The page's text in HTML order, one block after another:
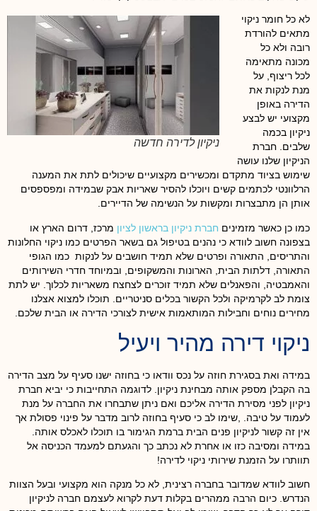
ניקיון לדירה חדשה
לא כל חומר ניקוי
מתאים להורדת
רובה ולא כל
מכונה מתאימה
לכל ריצוף, על
מנת לנקות את
הדירה באופן
מקצועי יש לבצע
ניקיון בכמה
שלבים. חברת
הניקיון שלנו עושה
שימוש בציוד מתקדם ומכשירים מקצועיים שיכולים לתת את המענה
הרלוונטי לכתמים קשים ויוכלו להסיר שאריות אבק שבמידה ומפספסים
אותן הן מתבצרות ומקשות על הנשימה של הדיירים.
כמו כן כאשר מזמינים חברת ניקיון בראשון לציון מרכז, דרום הארץ או
בצפונה חשוב לוודא כי נהנים בטיפול גם בשאר הפרטים כמו ניקוי החלונות
והתריסים, התאורה ופרטים שלא תמיד חושבים על לנקות כמו הגופי
התאורה, דלתות הבית, הארונות והמשקופים, ובמיוחד חדרי השירותים
והאמבטיה, והפאנלים שלא תמיד זוכרים לצחצח משאריות לכלוך. יש לתת
צומת לב לקרמיקה ולכל הקשור בכלים סניטריים. תוכלו למצוא אצלנו
מחירים נוחים וחבילות המותאמות אישית לצורכי הדירה או הבית שלכם.
ניקוי דירה מהיר ויעיל
במידה ואת בסגירת חוזה על נכס וודאו כי בחוזה ישנו סעיף על מצב הדירה
בה הקבלן מספק אותה מבחינת ניקיון. לדוגמה התחייבות כי יביא חברת
ניקיון לפני מסירת הדירה אליכם ואם ניתן שתבחרו את החברה על מנת
לעמוד על טיבה. ,שימו לב כי סעיף בחוזה לרוב מדבר על פינוי פסולת אך
אין זה קשור לניקיון פנים הבית ברמת הגימור בו תוכלו לאכלס אותה.
במידה ומסיבה כזו או אחרת לא נכתב כך והגעתם למעמד הכניסה אל
תוותרו על הזמנת שירותי ניקוי לדירה!
חשוב לוודא שמדובר בחברה רצינית, לא כל מנקה הוא מקצועי ובעל הצוות
הנדרש. כיום הרבה ממהרים בקלות דעת לקרוא לעצמם חברה לניקיון